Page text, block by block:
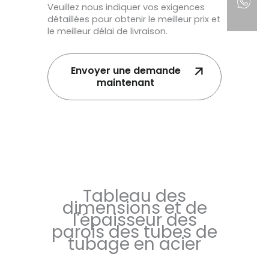
Veuillez nous indiquer vos exigences
détaillées pour obtenir le meilleur prix et
le meilleur délai de livraison.
Envoyer une demande
maintenant
Tableau des
dimensions et de
l'épaisseur des
parois des tubes de
tubage en acier